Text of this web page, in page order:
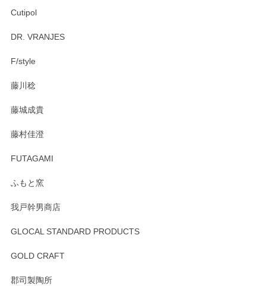
Cutipol
DR. VRANJES
F/style
藤川稔
藤城成貴
藤村佳澄
FUTAGAMI
ふもと窯
我戸幹男商店
GLOCAL STANDARD PRODUCTS
GOLD CRAFT
郡司製陶所